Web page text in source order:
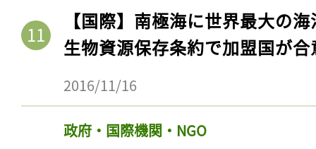
【国際】南極海に世界最大の
生物資源保存条約で加盟国が合
2016/11/16
政府・国際機関・NGO